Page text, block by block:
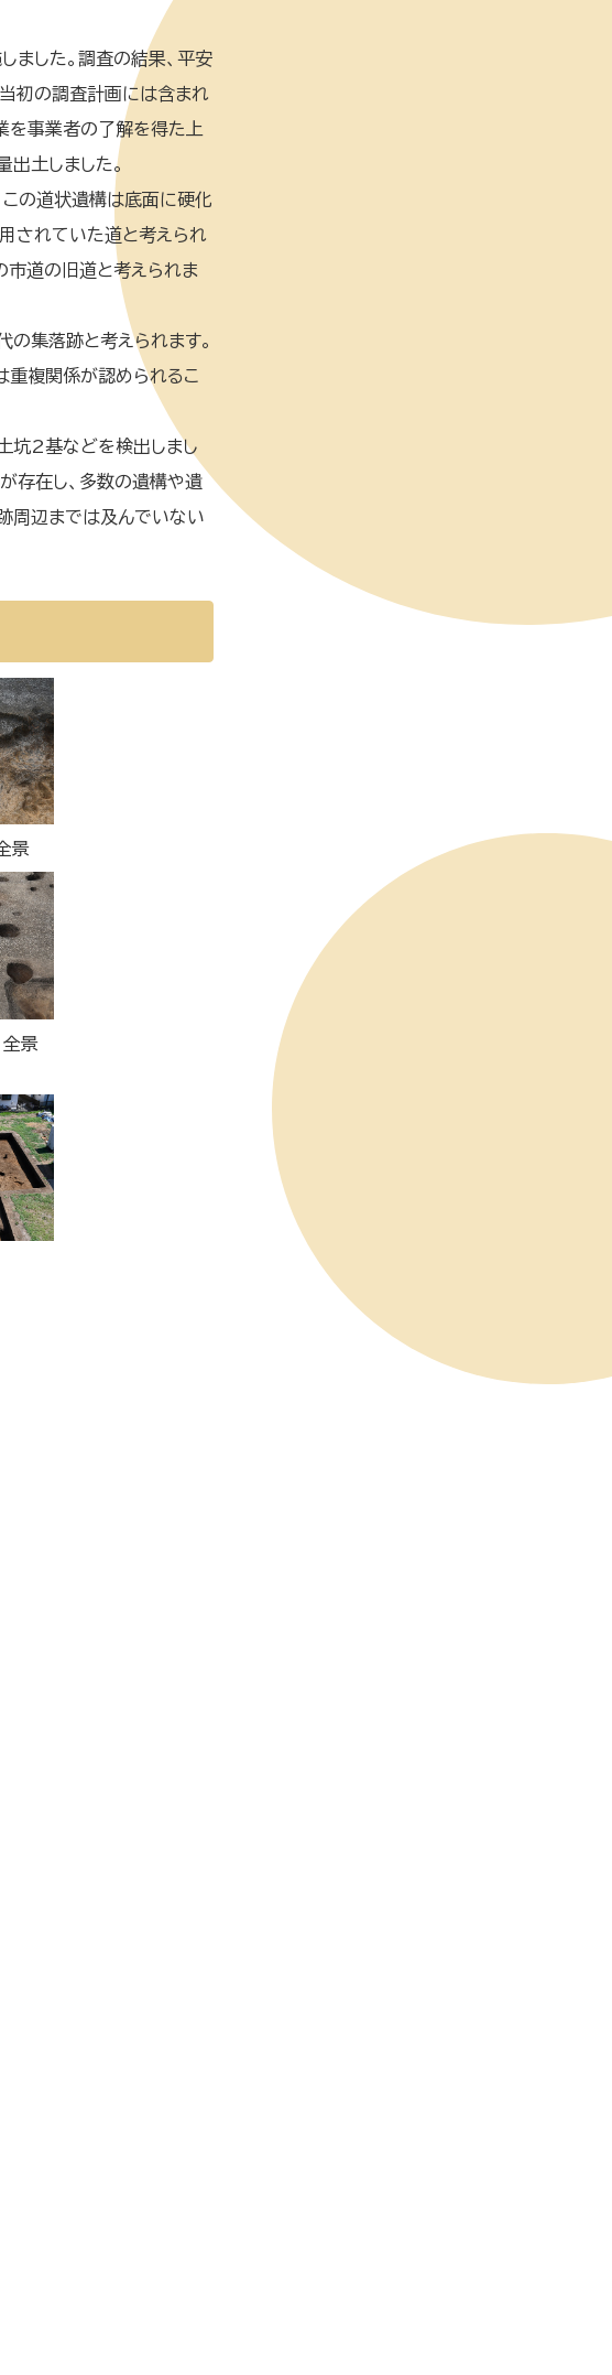
した。調査の結果、平安
初の調査計画には含まれ
を事業者の了解を得た上
土しました。
の道状遺構は底面に硬化
されていた道と考えられ
市道の旧道と考えられま
集落跡と考えられます。
複関係が認められるこ
坑2基などを検出しまし
存在し、多数の遺構や遺
周辺までは及んでいない
景
景